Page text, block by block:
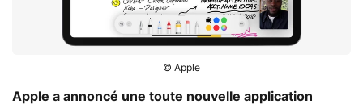
© Apple
Apple a annoncé une toute nouvelle application